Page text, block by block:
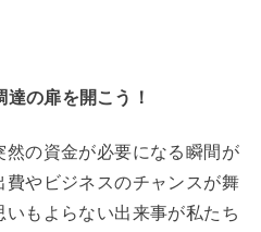
の扉を開こう！
の資金が必要になる瞬間が
やビジネスのチャンスが舞
もよらない出来事が私たち